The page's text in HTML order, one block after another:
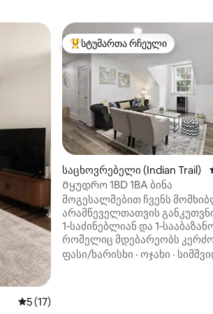
საშუალო შეფასებაა 5‑დან 5, 17
5 (17)
სტუმართა რჩეული მოწინავე
სტუმართა რჩეული
საცხოვრებელი (Indian Trail)
Მყუდრო 1BD 1BA ბინა
მოგესალმებით ჩვენს
არამწეველთათვის
1‑საძინებლიან და
რომელიც მდებარეობს
საცხოვრებელი შენობის
ფასი/ხარისხი · ოჯახი ·